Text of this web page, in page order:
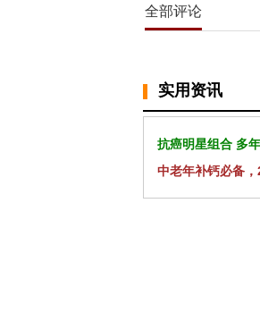
全部评论
实用资讯
抗癌明星组合 多
中老年补钙必备